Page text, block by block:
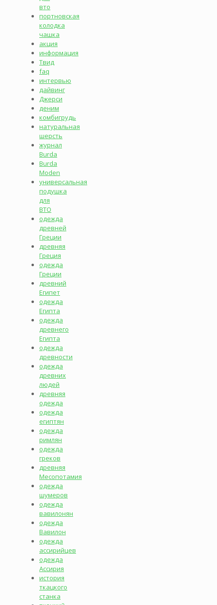
вто
портновская
колодка
чашка
акция
информация
Твид
faq
интервью
дайвинг
Джерси
деним
комбигрудь
натуральная
шерсть
журнал
Burda
Burda
Moden
универсальная
подушка
для
ВТО
одежда
древней
Греции
древняя
Греция
одежда
Греции
древний
Египет
одежда
Египта
одежда
древнего
Египта
одежда
древности
одежда
древних
людей
древняя
одежда
одежда
египтян
одежда
римлян
одежда
греков
древняя
Месопотамия
одежда
шумеров
одежда
вавилонян
одежда
Вавилон
одежда
ассирийцев
одежда
Ассирия
история
ткацкого
станка